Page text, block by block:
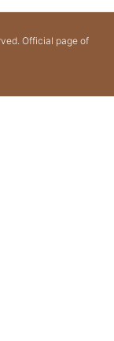
Official page of